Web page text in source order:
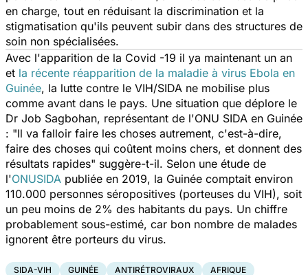
en charge, tout en réduisant la discrimination et la
stigmatisation qu'ils peuvent subir dans des structures de
soin non spécialisées.
Avec l'apparition de la Covid -19 il ya maintenant un an
et la récente réapparition de la maladie à virus Ebola en
Guinée, la lutte contre le VIH/SIDA ne mobilise plus
comme avant dans le pays. Une situation que déplore le
Dr Job Sagbohan, représentant de l'ONU SIDA en Guinée
: "Il va falloir faire les choses autrement, c'est-à-dire,
faire des choses qui coûtent moins chers, et donnent des
résultats rapides" suggère-t-il. Selon une étude de
l'ONUSIDA publiée en 2019, la Guinée comptait environ
110.000 personnes séropositives (porteuses du VIH), soit
un peu moins de 2% des habitants du pays. Un chiffre
probablement sous-estimé, car bon nombre de malades
ignorent être porteurs du virus.
SIDA-VIH GUINÉE ANTIRÉTROVIRAUX AFRIQUE